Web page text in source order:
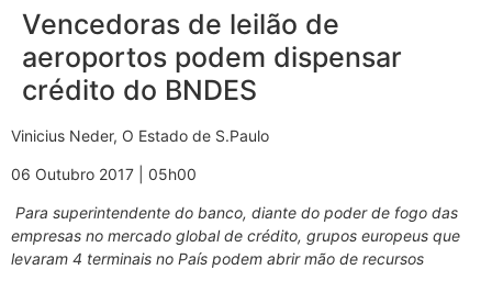
Vencedoras de leilão de
aeroportos podem dispensar
crédito do BNDES
Vinicius Neder, O Estado de S.Paulo
06 Outubro 2017 | 05h00
Para superintendente do banco, diante do poder de fogo das
empresas no mercado global de crédito, grupos europeus que
levaram 4 terminais no País podem abrir mão de recursos